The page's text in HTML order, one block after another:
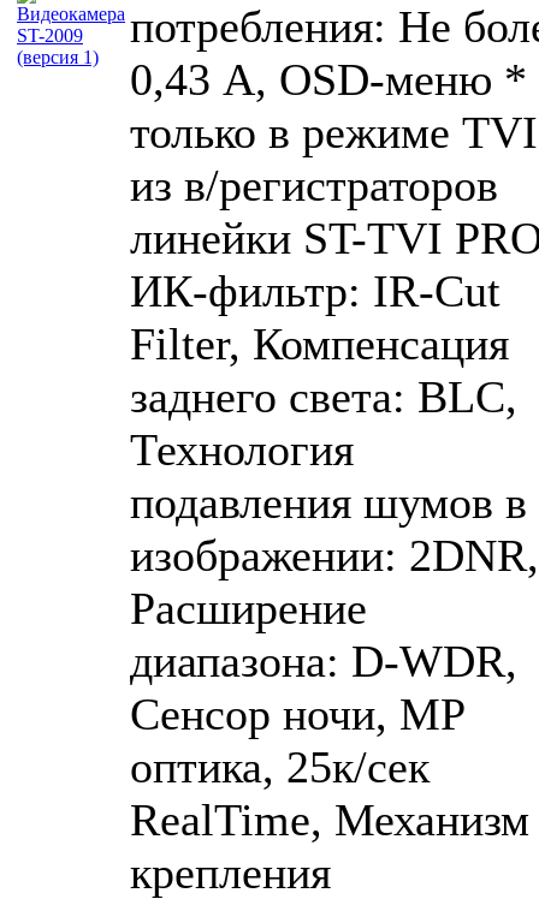
потребления: Не
0,43 А, OSD-меню *
только в режиме TVI
из в/регистраторов
линейки ST-TVI
ИК-фильтр: IR-Cut
Filter, Компенсация
заднего света: BLC,
Технология
подавления шумов в
изображении: 2DNR,
Расширение
диапазона: D-WDR,
Сенсор ночи, MP
оптика, 25к/сек
RealTime, Механизм
крепления